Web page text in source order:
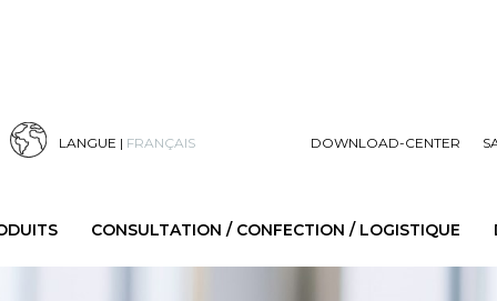
LANGUE | FRANÇAIS DOWNLOAD-CENTER
CONSULTATION / CONFECTION / LOGISTIQUE